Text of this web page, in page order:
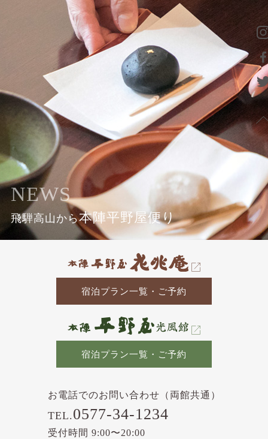
NEWS
飛騨高山から本陣平野屋便り
宿泊プラン一覧・ご予約
宿泊プラン一覧・ご予約
お電話でのお問い合わせ（両館共通）
TEL.0577-34-1234
受付時間 9:00〜20:00